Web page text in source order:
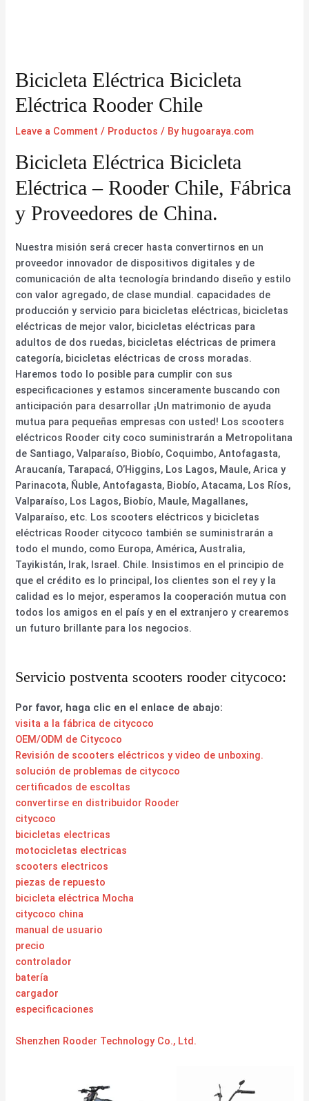
Bicicleta Eléctrica Bicicleta
Eléctrica Rooder Chile
Leave a Comment / Productos / By hugoaraya.com
Bicicleta Eléctrica Bicicleta
Eléctrica – Rooder Chile, Fábrica
y Proveedores de China.
Nuestra misión será crecer hasta convertirnos en un
proveedor innovador de dispositivos digitales y de
comunicación de alta tecnología brindando diseño y estilo
con valor agregado, de clase mundial. capacidades de
producción y servicio para bicicletas eléctricas, bicicletas
eléctricas de mejor valor, bicicletas eléctricas para
adultos de dos ruedas, bicicletas eléctricas de primera
categoría, bicicletas eléctricas de cross moradas.
Haremos todo lo posible para cumplir con sus
especificaciones y estamos sinceramente buscando con
anticipación para desarrollar ¡Un matrimonio de ayuda
mutua para pequeñas empresas con usted! Los scooters
eléctricos Rooder city coco suministrarán a Metropolitana
de Santiago, Valparaíso, Biobío, Coquimbo, Antofagasta,
Araucanía, Tarapacá, O’Higgins, Los Lagos, Maule, Arica y
Parinacota, Ñuble, Antofagasta, Biobío, Atacama, Los Ríos,
Valparaíso, Los Lagos, Biobío, Maule, Magallanes,
Valparaíso, etc. Los scooters eléctricos y bicicletas
eléctricas Rooder citycoco también se suministrarán a
todo el mundo, como Europa, América, Australia,
Tayikistán, Irak, Israel. Chile. Insistimos en el principio de
que el crédito es lo principal, los clientes son el rey y la
calidad es lo mejor, esperamos la cooperación mutua con
todos los amigos en el país y en el extranjero y crearemos
un futuro brillante para los negocios.
Servicio postventa scooters rooder citycoco:
Por favor, haga clic en el enlace de abajo:
visita a la fábrica de citycoco
OEM/ODM de Citycoco
Revisión de scooters eléctricos y video de unboxing.
solución de problemas de citycoco
certificados de escoltas
convertirse en distribuidor Rooder
citycoco
bicicletas electricas
motocicletas electricas
scooters electricos
piezas de repuesto
bicicleta eléctrica Mocha
citycoco china
manual de usuario
precio
controlador
batería
cargador
especificaciones
Shenzhen Rooder Technology Co., Ltd.